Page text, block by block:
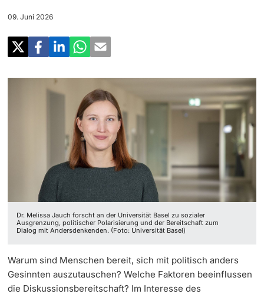
Fördernde & Alumni
weitere Informationen
Dozierende
Social Media
‡ ‡ ‡ ‡ ‡ ‡ ‡ ‡ ‡ ‡ ‡ ‡
‡ ‡ ‡ ‡ ‡ ‡ ‡ ‡
Service für Medien
‡ ‡ ‡ ‡ ‡ ‡ ‡ ‡ ‡ ‡ ‡ ‡ ‡ ‡ ‡ ‡ ‡ ‡ ‡ ‡ ‡ ‡ ‡ ‡ ‡ ‡ ‡ ‡ ‡ ‡ ‡ ‡
‡ ‡ ‡ ‡ ‡ ‡ ‡ ‡ ‡ ‡ ‡ ‡
Ukraine
‡ ‡ ‡ ‡ ‡ ‡ ‡ ‡ ‡ ‡ ‡ ‡ ‡ ‡ ‡ ‡ ‡ ‡ ‡ ‡ ‡ ‡ ‡ ‡ ‡ ‡ ‡ ‡ ‡ ‡ ‡ ‡ ‡ ‡ ‡ ‡ ‡ ‡ ‡ ‡ ‡
Universität
09. Juni 2026
Dr. Melissa Jauch forscht an der Universität Basel zu sozialer
Ausgrenzung, politischer Polarisierung und der Bereitschaft zum
Dialog mit Andersdenkenden. (Foto: Universität Basel)
Warum sind Menschen bereit, sich mit politisch anders
Gesinnten auszutauschen? Welche Faktoren beeinflussen
die Diskussionsbereitschaft? Im Interesse des